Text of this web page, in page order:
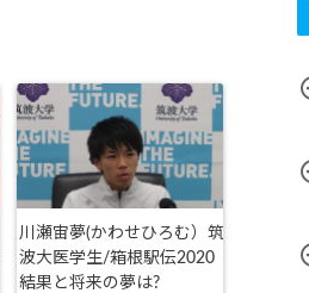
川瀬宙夢(かわせひろむ）筑
波大医学生/箱根駅伝2020
結果と将来の夢は?